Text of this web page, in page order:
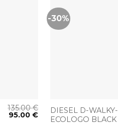
135.00€
95.00€
-30%
DIESEL D-WALKY-
ECOLOGO BLACK